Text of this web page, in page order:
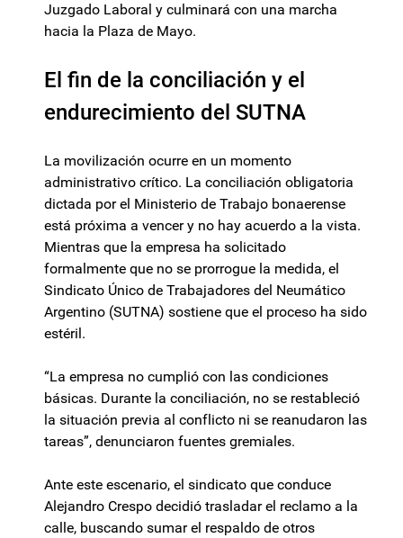
Juzgado Laboral y culminará con una marcha
hacia la Plaza de Mayo.
El fin de la conciliación y el
endurecimiento del SUTNA
La movilización ocurre en un momento
administrativo crítico. La conciliación obligatoria
dictada por el Ministerio de Trabajo bonaerense
está próxima a vencer y no hay acuerdo a la vista.
Mientras que la empresa ha solicitado
formalmente que no se prorrogue la medida, el
Sindicato Único de Trabajadores del Neumático
Argentino (SUTNA) sostiene que el proceso ha sido
estéril.
“La empresa no cumplió con las condiciones
básicas. Durante la conciliación, no se restableció
la situación previa al conflicto ni se reanudaron las
tareas”, denunciaron fuentes gremiales.
Ante este escenario, el sindicato que conduce
Alejandro Crespo decidió trasladar el reclamo a la
calle, buscando sumar el respaldo de otros